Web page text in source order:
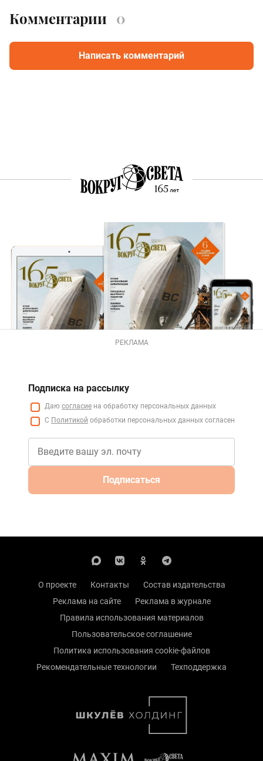
Комментарии 0
Написать комментарий
РЕКЛАМА
Подписка на рассылку
Даю согласие на обработку персональных данных
С Политикой обработки персональных данных согласен
Подписаться
О проекте Контакты
Состав издательства
Реклама на сайте
Реклама в журнале
Правила использования материалов
Пользовательское соглашение
Политика использования cookie-файлов
Рекомендательные технологии
Техподдержка